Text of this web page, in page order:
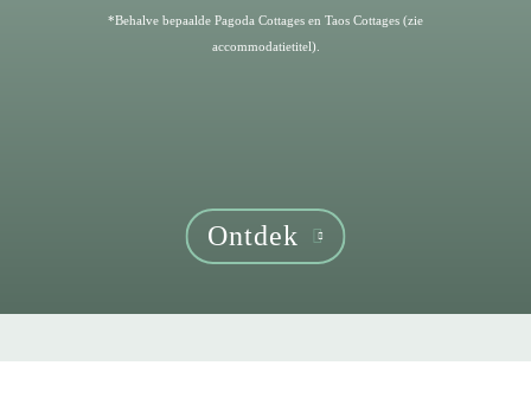
Ontdek
*Behalve bepaalde Pagoda Cottages en Taos Cottages (zie
accommodatietitel).